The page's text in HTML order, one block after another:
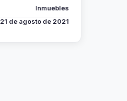
Inmuebles
21 de agosto de 2021